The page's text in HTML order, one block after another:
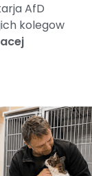
AfD
kolegow